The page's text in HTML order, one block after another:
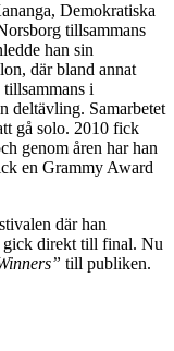
Demokratiska
tillsammans
han sin
där bland annat
i
deltävling. Samarbetet
gå solo. 2010 fick
genom åren har han
en Grammy Award
där han
direkt till final. Nu
till publiken.